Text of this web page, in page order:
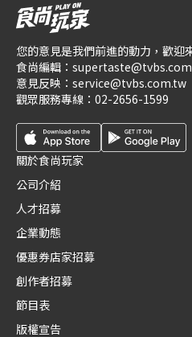
您的意見是我們前進的動力，歡迎
食尚編輯：
意見反映： service@tvbs.com.tw
觀眾服務專線： 02-2656-1599
關於食尚玩家
公司介紹
人才招募
企業動態
優惠券店家招募
創作者招募
節目表
版權宣告